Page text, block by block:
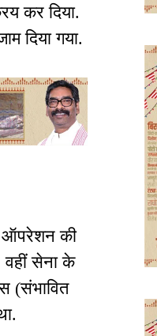
कर दिया.
दिया गया.
ऑपरेशन की
सेना के
(संभावित